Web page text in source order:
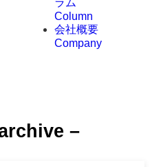
ラム
Column
会社概要
Company
–